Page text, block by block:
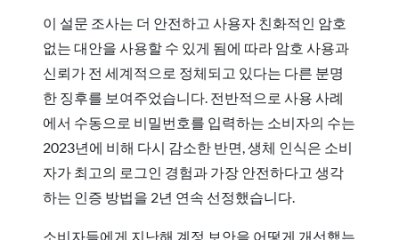
이 설문 조사는 더 안전하고 사용자 친화적인 암호
없는 대안을 사용할 수 있게 됨에 따라 암호 사용과
신뢰가 전 세계적으로 정체되고 있다는 다른 분명
한 징후를 보여주었습니다. 전반적으로 사용 사례
에서 수동으로 비밀번호를 입력하는 소비자의 수는
2023년에 비해 다시 감소한 반면, 생체 인식은 소비
자가 최고의 로그인 경험과 가장 안전하다고 생각
하는 인증 방법을 2년 연속 선정했습니다.
소비자들에게 지난해 계정 보안을 어떻게 개선했는